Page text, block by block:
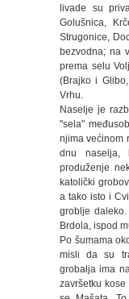
livade su
Golušnica,
Strugonice,
bezvodna; na
prema selu
(Brajko i
Vrhu.
Naselje je
"sela"
njima većinom
dnu
produženje
katolički
a tako isto i
groblje
Brdola, ispod
Po šumama
misli da su
grobalja ima
završetku